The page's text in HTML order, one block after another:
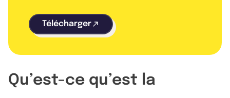
Télécharger
Qu’est-ce qu’est la